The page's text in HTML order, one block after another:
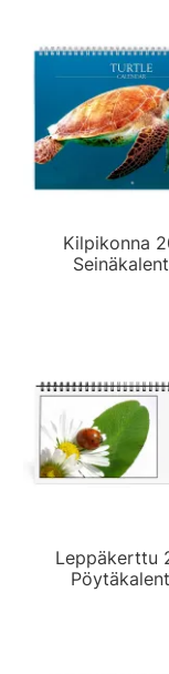
Kilpikonna
Leppäkerttu